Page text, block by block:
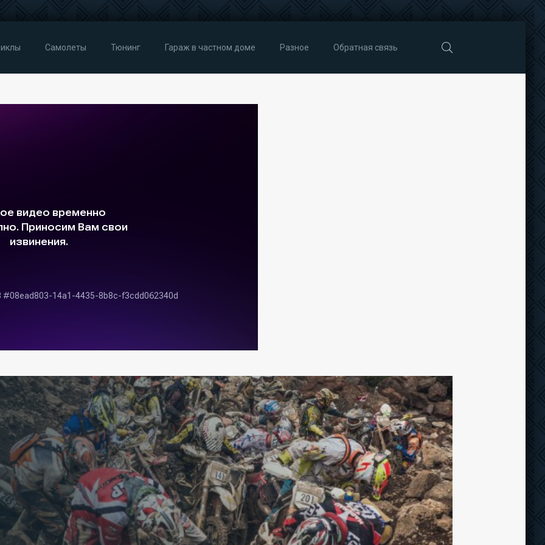
Самолеты Тюнинг Гараж в частном доме Разное Обратная связь